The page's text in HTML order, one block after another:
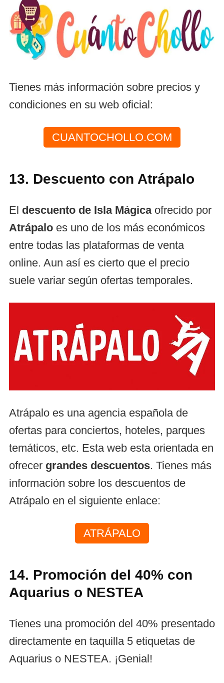
Tienes más información sobre precios y
condiciones en su web oficial:
CUANTOCHOLLO.COM
13. Descuento con Atrápalo
El descuento de Isla Mágicaofrecido por
Atrápalo es uno de los más económicos
entre todas las plataformas de venta
online. Aun así es cierto que el precio
suele variar según ofertas temporales.
Atrápalo es una agencia española de
ofertas para conciertos, hoteles, parques
temáticos, etc. Esta web esta orientada en
ofrecer grandes descuentos. Tienes más
información sobre los descuentos de
Atrápalo en el siguiente enlace:
ATRÁPALO
14. Promoción del 40% con
Aquarius o NESTEA
Tienes una promoción del 40% presentado
directamente en taquilla 5 etiquetas de
Aquarius o NESTEA. ¡Genial!